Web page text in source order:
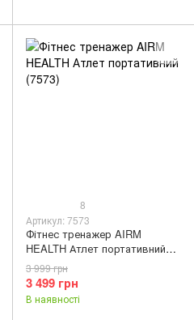
8
Артикул: 7573
Фітнес тренажер AIRM
HEALTH Атлет портативний
(7573)
3 499 грн
3 999 грн
В наявності